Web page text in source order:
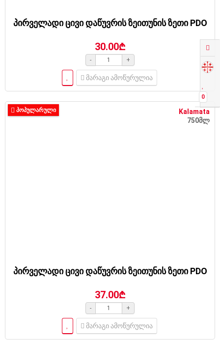
0
პირველადი ცივი დაწუვრის ზეითუნის ზეთი PDO
30.00₾
- +
მარაგი ამოწურულია
Kalamata
750მლ
ᲞᲝᲞᲣᲚᲐᲠᲣᲚᲘ
პირველადი ცივი დაწუვრის ზეითუნის ზეთი PDO
37.00₾
- +
მარაგი ამოწურულია